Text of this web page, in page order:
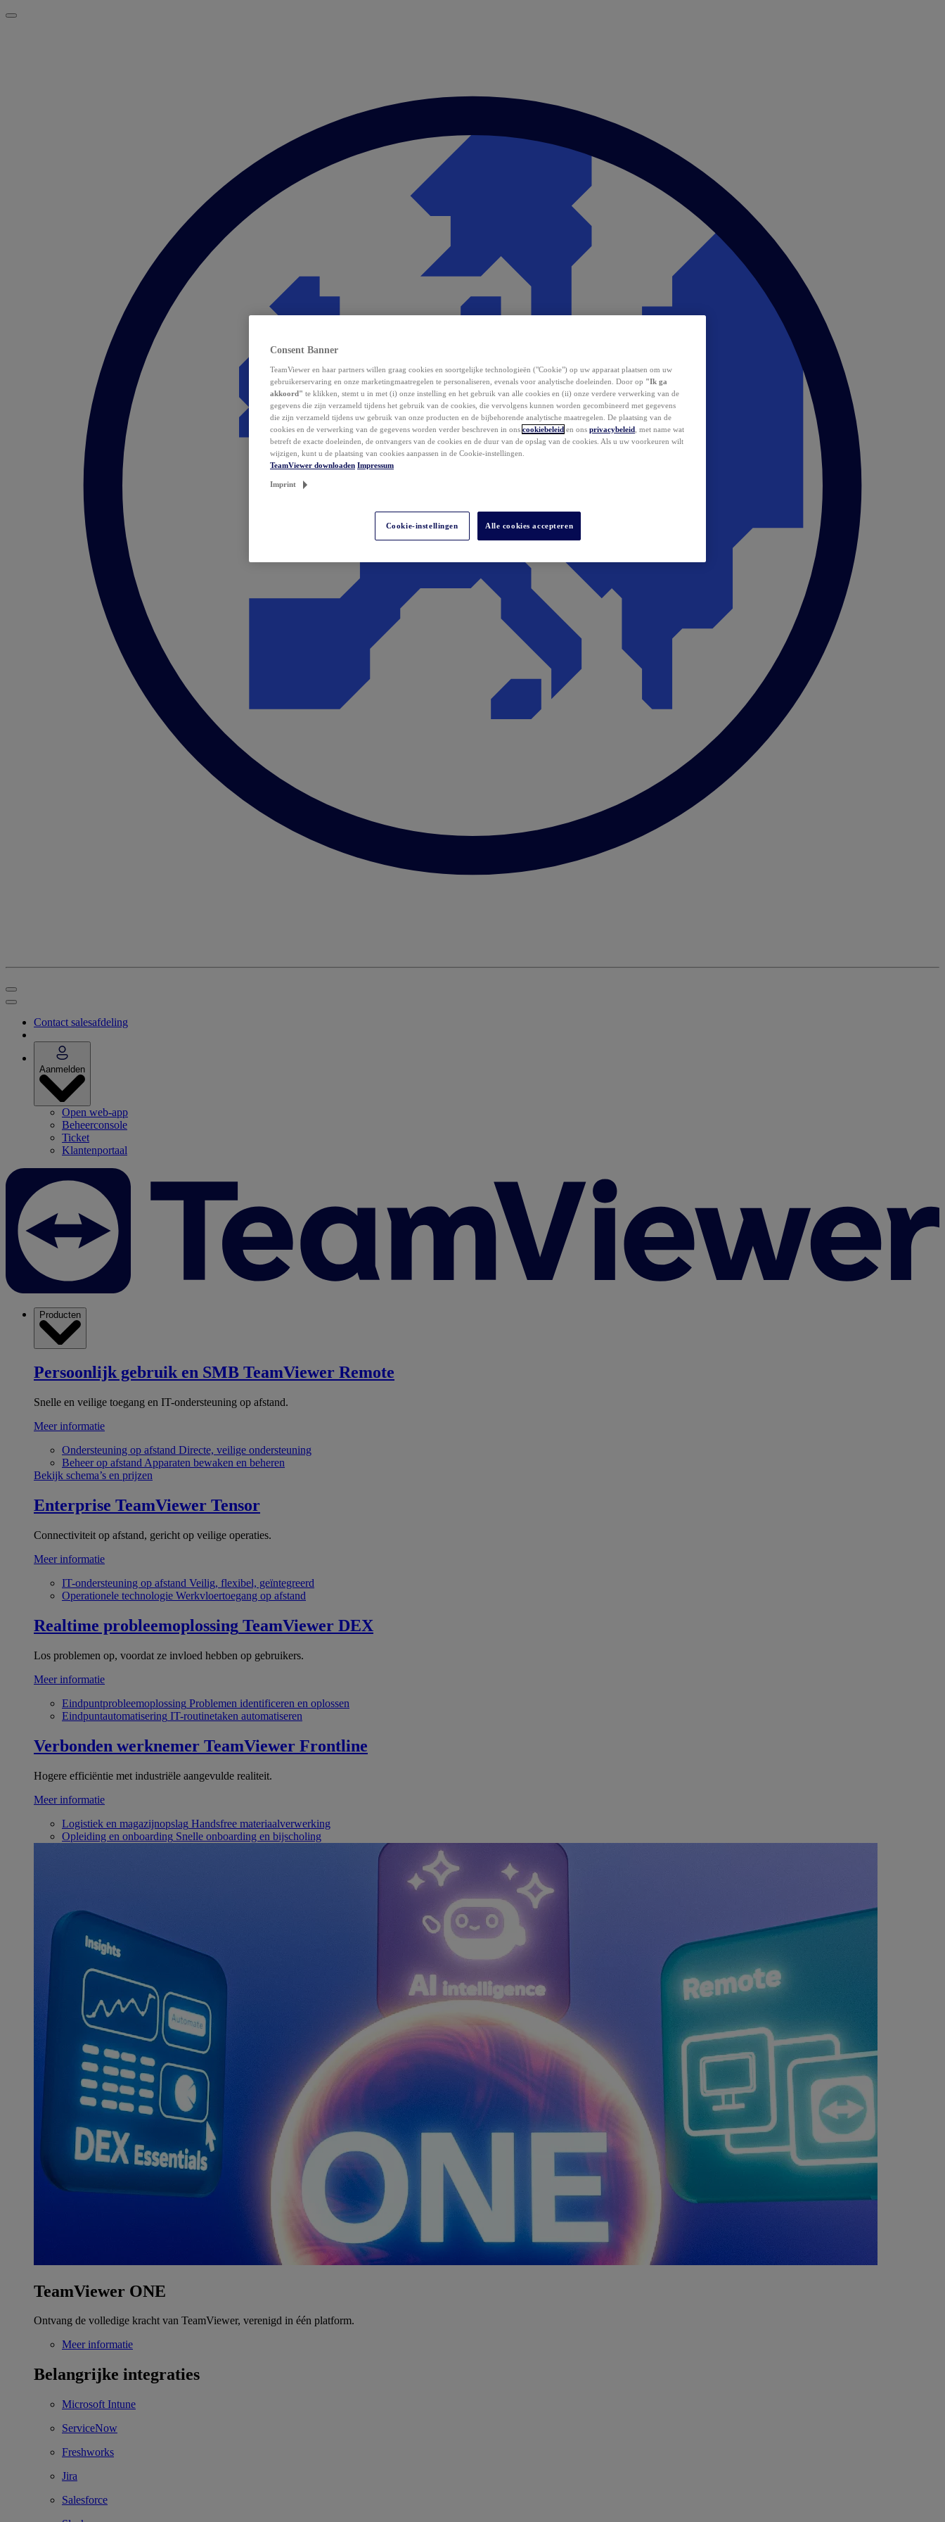
Contact salesafdeling
Aanmelden
Open web-app
Beheerconsole
Ticket
Klantenportaal
Producten
Persoonlijk gebruik en SMB TeamViewer Remote
Snelle en veilige toegang en IT-ondersteuning op afstand.
Meer informatie
Ondersteuning op afstand Directe, veilige ondersteuning
Beheer op afstand Apparaten bewaken en beheren
Bekijk schema’s en prijzen
Enterprise TeamViewer Tensor
Connectiviteit op afstand, gericht op veilige operaties.
Meer informatie
IT-ondersteuning op afstand Veilig, flexibel, geïntegreerd
Operationele technologie Werkvloertoegang op afstand
Realtime probleemoplossing TeamViewer DEX
Los problemen op, voordat ze invloed hebben op gebruikers.
Meer informatie
Eindpuntprobleemoplossing Problemen identificeren en oplossen
Eindpuntautomatisering IT-routinetaken automatiseren
Verbonden werknemer TeamViewer Frontline
Hogere efficiëntie met industriële aangevulde realiteit.
Meer informatie
Logistiek en magazijnopslag Handsfree materiaalverwerking
Opleiding en onboarding Snelle onboarding en bijscholing
TeamViewer ONE
Ontvang de volledige kracht van TeamViewer, verenigd in één platform.
Meer informatie
Belangrijke integraties
Microsoft Intune
ServiceNow
Freshworks
Jira
Salesforce
Consent Banner
TeamViewer en haar partners willen graag cookies en soortgelijke technologieën ("Cookie") op uw apparaat plaatsen om uw
gebruikerservaring en onze marketingmaatregelen te personaliseren, evenals voor analytische doeleinden. Door op "Ik ga
akkoord" te klikken, stemt u in met (i) onze instelling en het gebruik van alle cookies en (ii) onze verdere verwerking van de
gegevens die zijn verzameld tijdens het gebruik van de cookies, die vervolgens kunnen worden gecombineerd met gegevens
die zijn verzameld tijdens uw gebruik van onze producten en de bijbehorende analytische maatregelen. De plaatsing van de
cookies en de verwerking van de gegevens worden verder beschreven in ons cookiebeleid en ons privacybeleid , met name wat
betreft de exacte doeleinden, de ontvangers van de cookies en de duur van de opslag van de cookies. Als u uw voorkeuren wilt
wijzigen, kunt u de plaatsing van cookies aanpassen in de Cookie-instellingen.
TeamViewer downloaden Impressum
Imprint
Cookie-instellingen Alle cookies accepteren